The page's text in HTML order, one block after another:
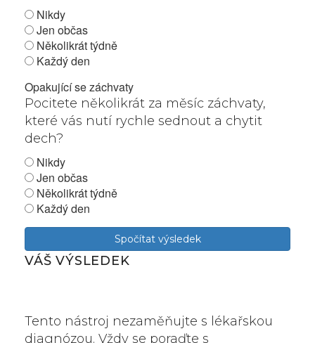
Nikdy
Jen občas
Několikrát týdně
Každý den
Opakující se záchvaty
Pocitete několikrát za měsíc záchvaty,
které vás nutí rychle sednout a chytit
dech?
Nikdy
Jen občas
Několikrát týdně
Každý den
Spočítat výsledek
VÁŠ VÝSLEDEK
Tento nástroj nezaměňujte s lékařskou
diagnózou. Vždy se poraďte s